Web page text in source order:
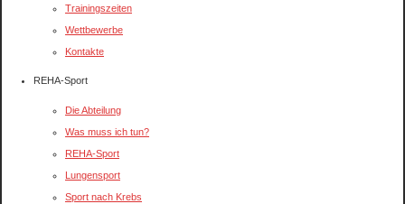
Trainingszeiten
Wettbewerbe
Kontakte
REHA-Sport
Die Abteilung
Was muss ich tun?
REHA-Sport
Lungensport
Sport nach Krebs